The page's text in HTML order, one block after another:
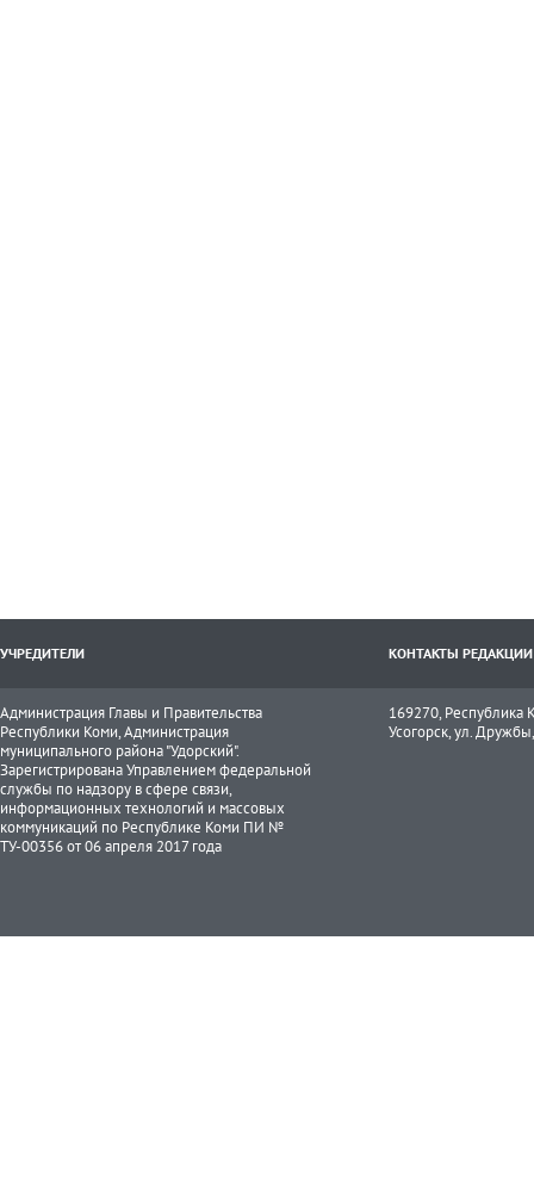
УЧРЕДИТЕЛИ КОНТАКТЫ РЕДАКЦИИ
Администрация Главы и Правительства
Республики Коми, Администрация
муниципального района "Удорский".
Зарегистрирована Управлением федеральной
службы по надзору в сфере связи,
информационных технологий и массовых
коммуникаций по Республике Коми ПИ №
ТУ-00356 от 06 апреля 2017 года
169270, Республика
Усогорск, ул.